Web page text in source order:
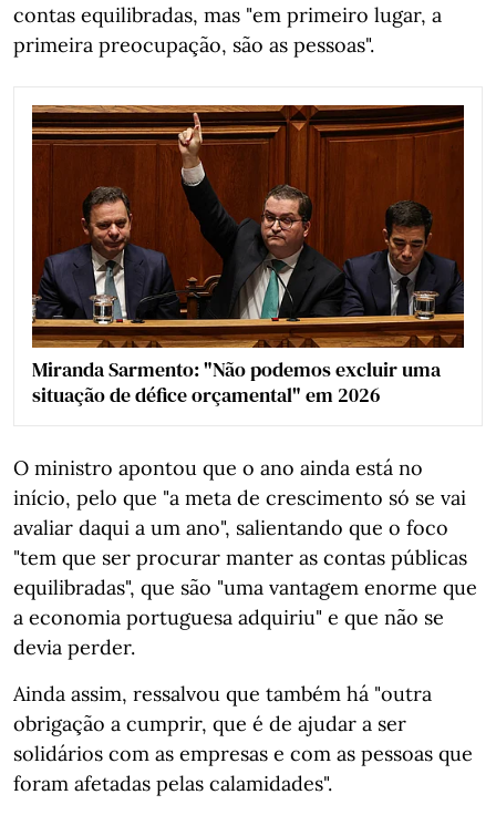
contas equilibradas, mas "em primeiro lugar, a
primeira preocupação, são as pessoas".
Miranda Sarmento: "Não podemos excluir uma
situação de défice orçamental" em 2026
O ministro apontou que o ano ainda está no
início, pelo que "a meta de crescimento só se vai
avaliar daqui a um ano", salientando que o foco
"tem que ser procurar manter as contas públicas
equilibradas", que são "uma vantagem enorme que
a economia portuguesa adquiriu" e que não se
devia perder.
Ainda assim, ressalvou que também há "outra
obrigação a cumprir, que é de ajudar a ser
solidários com as empresas e com as pessoas que
foram afetadas pelas calamidades".